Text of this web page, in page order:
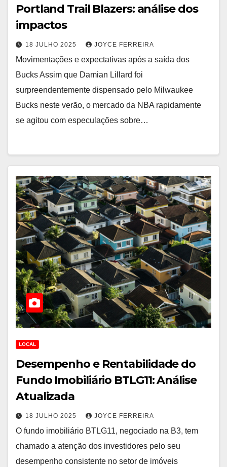
Portland Trail Blazers: análise dos
impactos
18 JULHO 2025 JOYCE FERREIRA
Movimentações e expectativas após a saída dos
Bucks Assim que Damian Lillard foi
surpreendentemente dispensado pelo Milwaukee
Bucks neste verão, o mercado da NBA rapidamente
se agitou com especulações sobre…
LOCAL
Desempenho e Rentabilidade do
Fundo Imobiliário BTLG11: Análise
Atualizada
18 JULHO 2025 JOYCE FERREIRA
O fundo imobiliário BTLG11, negociado na B3, tem
chamado a atenção dos investidores pelo seu
desempenho consistente no setor de imóveis